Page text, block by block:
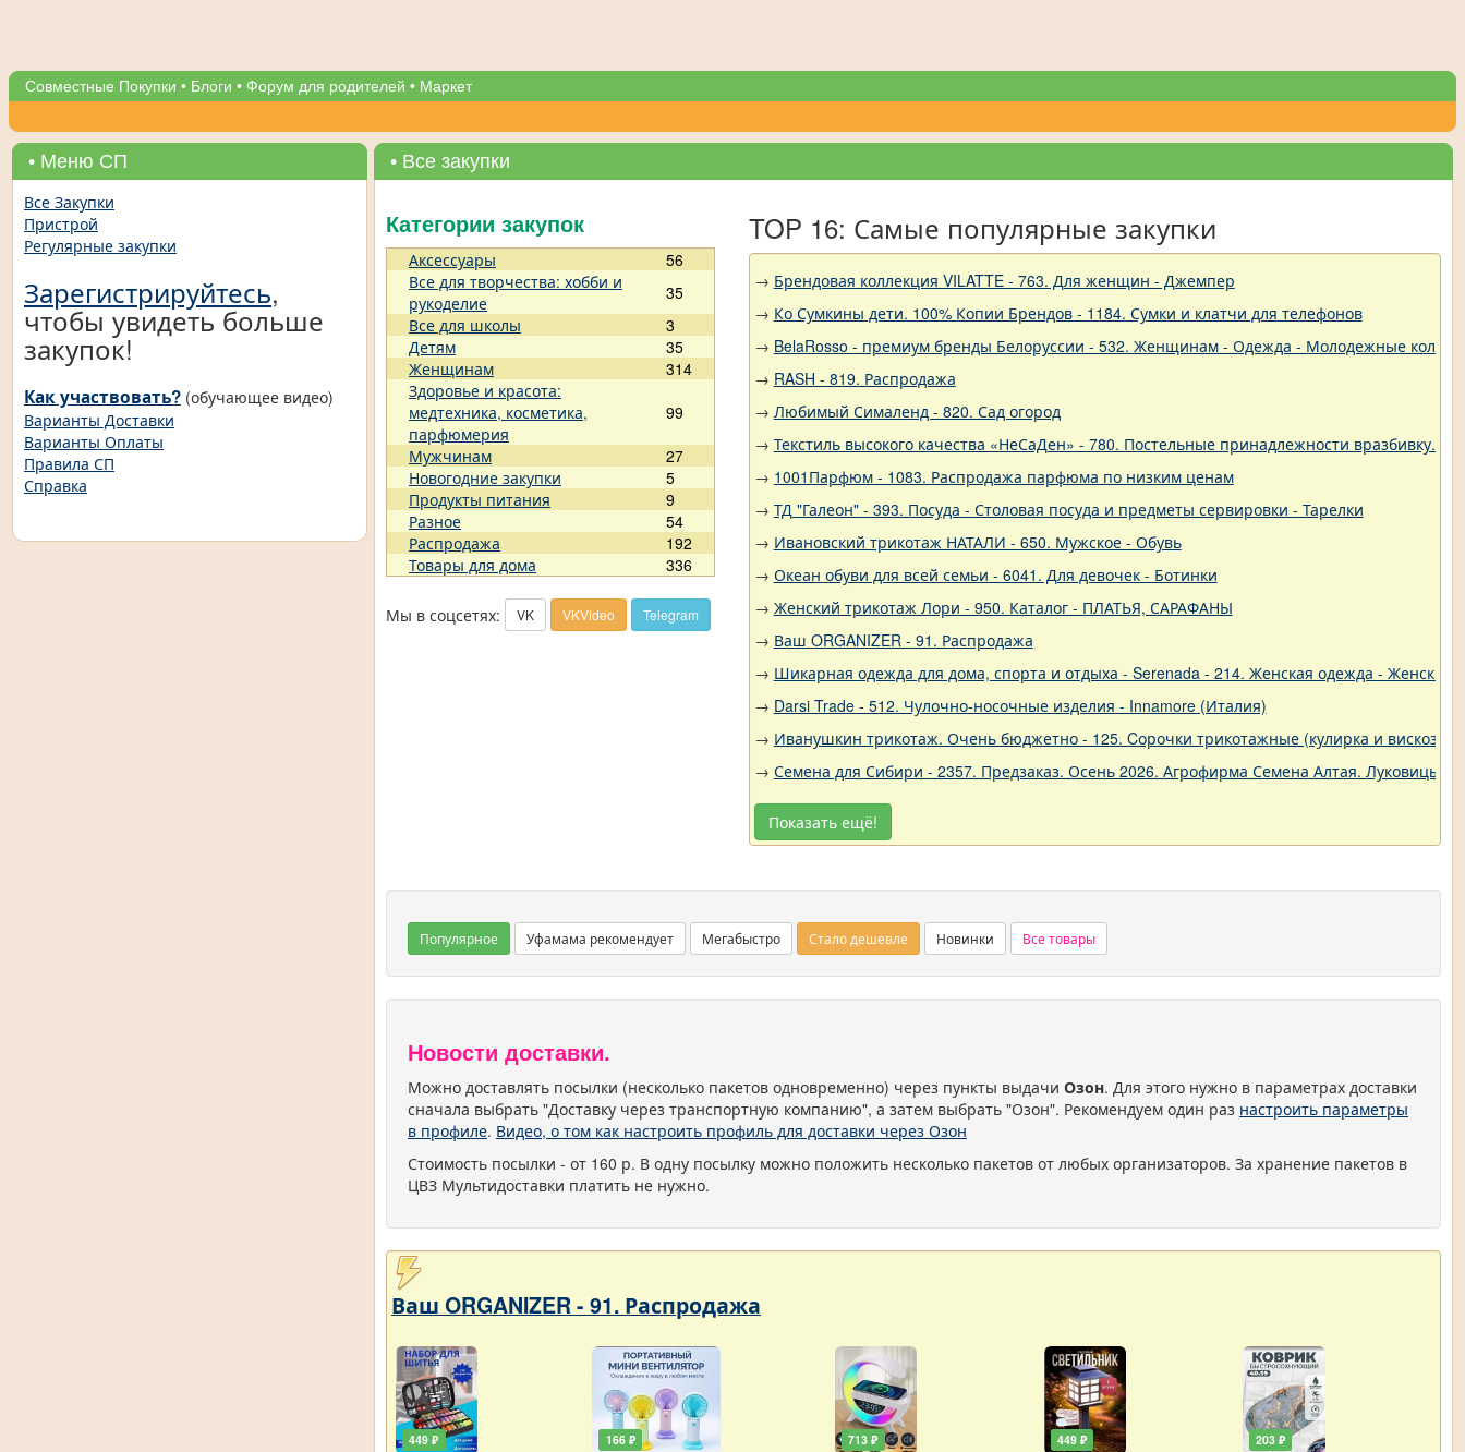
Совместные Покупки • Блоги • Форум для родителей • Маркет
• Меню СП
Все Закупки
Пристрой
Регулярные закупки
Зарегистрируйтесь,
чтобы увидеть больше
закупок!
Как участвовать? (обучающее видео)
Варианты Доставки
Варианты Оплаты
Правила СП
Справка
• Все закупки
Категории закупок
Аксессуары
56
Все для творчества: хобби и
рукоделие
35
Все для школы
3
Детям
35
Женщинам
314
Здоровье и красота:
медтехника, косметика,
парфюмерия
99
Мужчинам
27
Новогодние закупки
5
Продукты питания
9
Разное
54
Распродажа
192
Товары для дома
336
Мы в соцсетях: VK VKVideo Telegram
TOP 16: Самые популярные закупки
→ Брендовая коллекция VILATTE - 763. Для женщин - Джемпер
→ Ко Сумкины дети. 100% Копии Брендов - 1184. Сумки и клатчи для телефонов
→ BelaRosso - премиум бренды Белоруссии - 532. Женщинам - Одежда - Молодежные
→ RASH - 819. Распродажа
→ Любимый Сималенд - 820. Сад огород
→ Текстиль высокого качества «НеСаДен» - 780. Постельные принадлежности вразбивку.
→ 1001Парфюм - 1083. Распродажа парфюма по низким ценам
→ ТД "Галеон" - 393. Посуда - Столовая посуда и предметы сервировки - Тарелки
→ Ивановский трикотаж НАТАЛИ - 650. Мужское - Обувь
→ Океан обуви для всей семьи - 6041. Для девочек - Ботинки
→ Женский трикотаж Лори - 950. Каталог - ПЛАТЬЯ, САРАФАНЫ
→ Ваш ORGANIZER - 91. Распродажа
→ Шикарная одежда для дома, спорта и отдыха - Serenada - 214. Женская одежда - Женские
→ Darsi Trade - 512. Чулочно-носочные изделия - Innamore (Италия)
→ Иванушкин трикотаж. Очень бюджетно - 125. Cорочки трикотажные (кулирка и вискоза)
→ Семена для Сибири - 2357. Предзаказ. Осень 2026. Агрофирма Семена Алтая. Луковицы.
Показать ещё!
Популярное Уфамама рекомендует Мегабыстро Стало дешевле Новинки Все товары
Новости доставки.
Можно доставлять посылки (несколько пакетов одновременно) через пункты выдачи Озон. Для этого нужно в параметрах доставки
сначала выбрать "Доставку через транспортную компанию", а затем выбрать "Озон". Рекомендуем один раз настроить параметры
в профиле. Видео, о том как настроить профиль для доставки через Озон
Стоимость посылки - от 160 р. В одну посылку можно положить несколько пакетов от любых организаторов. За хранение пакетов в
ЦВЗ Мультидоставки платить не нужно.
Ваш ORGANIZER - 91. Распродажа
449 ₽ 166 ₽ 713 ₽ 449 ₽ 203 ₽